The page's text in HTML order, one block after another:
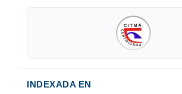
INDEXADA EN